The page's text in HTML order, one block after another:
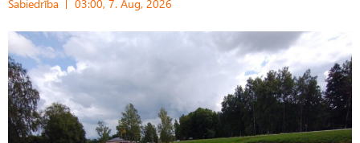
Sabiedrība 03:00, 7. Aug, 2026